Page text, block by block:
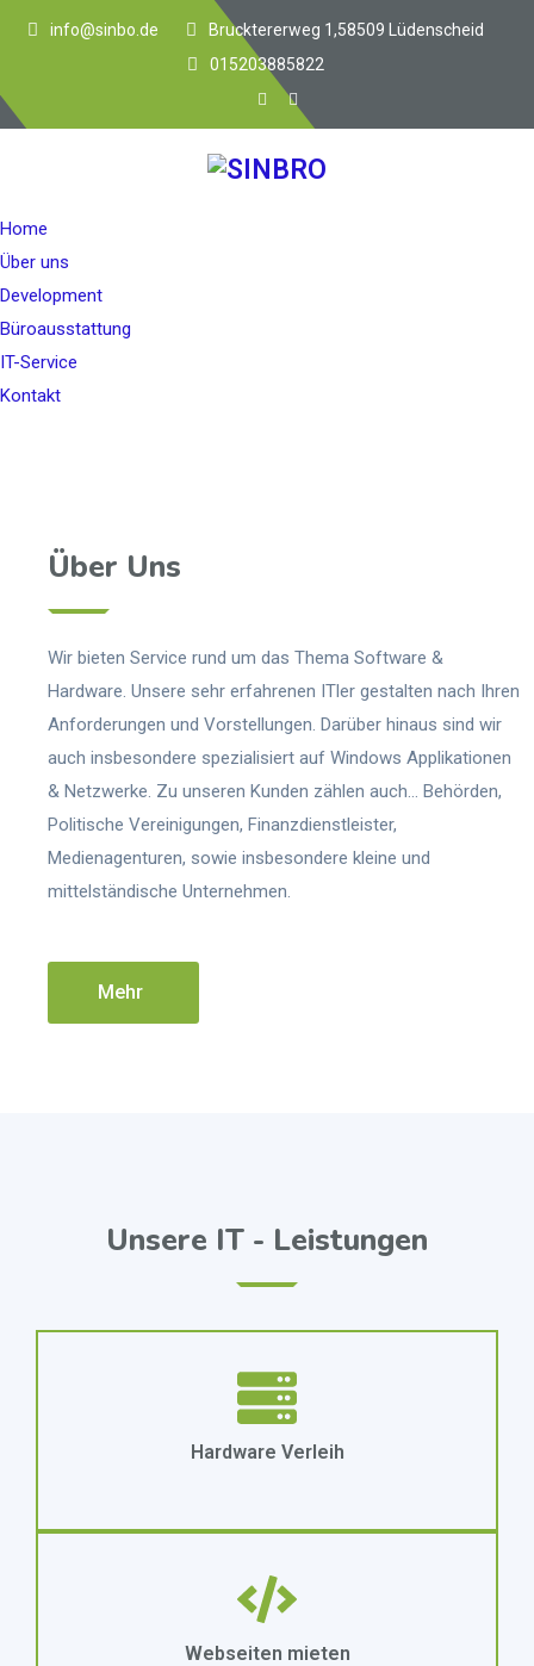
info@sinbo.de
Brucktererweg 1,58509 Lüdenscheid
015203885822
Home
Über uns
Development
Büroausstattung
IT-Service
Kontakt
Über Uns
Wir bieten Service rund um das Thema Software &
Hardware. Unsere sehr erfahrenen ITler gestalten nach Ihren
Anforderungen und Vorstellungen. Darüber hinaus sind wir
auch insbesondere spezialisiert auf Windows Applikationen
& Netzwerke. Zu unseren Kunden zählen auch… Behörden,
Politische Vereinigungen, Finanzdienstleister,
Medienagenturen, sowie insbesondere kleine und
mittelständische Unternehmen.
Mehr
Unsere IT - Leistungen
Hardware Verleih
Webseiten mieten